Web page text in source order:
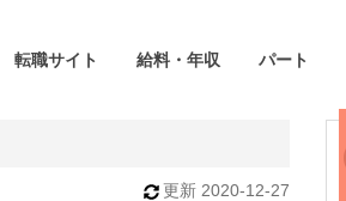
転職サイト 給料・年収 パート
更新 2020-12-27